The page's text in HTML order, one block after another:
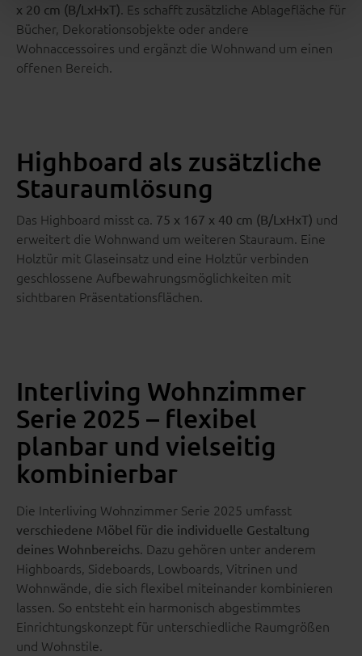
x 20 cm (B/LxHxT). Es schafft zusätzliche Ablagefläche für
Bücher, Dekorationsobjekte oder andere
Wohnaccessoires und ergänzt die Wohnwand um einen
offenen Bereich.
Highboard als zusätzliche
Stauraumlösung
Das Highboard misst ca. 75 x 167 x 40 cm (B/LxHxT) und
erweitert die Wohnwand um weiteren Stauraum. Eine
Holztür mit Glaseinsatz und eine Holztür verbinden
geschlossene Aufbewahrungsmöglichkeiten mit
sichtbaren Präsentationsflächen.
Interliving Wohnzimmer
Serie 2025 – flexibel
planbar und vielseitig
kombinierbar
Die Interliving Wohnzimmer Serie 2025 umfasst
verschiedene Möbel für die individuelle Gestaltung
deines Wohnbereichs. Dazu gehören unter anderem
Highboards, Sideboards, Lowboards, Vitrinen und
Wohnwände, die sich flexibel miteinander kombinieren
lassen. So entsteht ein harmonisch abgestimmtes
Einrichtungskonzept für unterschiedliche Raumgrößen
und Wohnstile.